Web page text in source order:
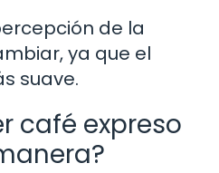
de la
ya que el
suave.
café expreso